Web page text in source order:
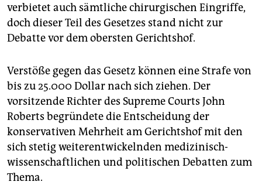
verbietet auch sämtliche chirurgischen Eingriffe,
doch dieser Teil des Gesetzes stand nicht zur
Debatte vor dem obersten Gerichtshof.
Verstöße gegen das Gesetz können eine Strafe von
bis zu 25.000 Dollar nach sich ziehen. Der
vorsitzende Richter des Supreme Courts John
Roberts begründete die Entscheidung der
konservativen Mehrheit am Gerichtshof mit den
sich stetig weiterentwickelnden medizinisch-
wissenschaftlichen und politischen Debatten zum
Thema.